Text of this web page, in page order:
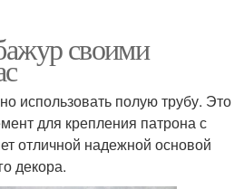
своими
использовать полую трубу. Это
для крепления патрона с
отличной надежной основой
декора.